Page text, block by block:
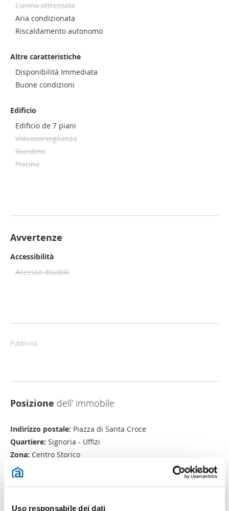
Uso responsabile dei dati
Cucina attrezzata
Aria condizionata
Riscaldamento autonomo
Altre caratteristiche
Disponibilità Immediata
Buone condizioni
Edificio
Edificio de 7 piani
Videosorveglianza
Giardino
Piscina
Avvertenze
Accessibilità
Accesso disabili
Pubblicità
Posizione dell' immobile
Indirizzo postale: Piazza di Santa Croce
Quartiere: Signoria - Uffizi
Zona: Centro Storico
Comune:
Provincia: